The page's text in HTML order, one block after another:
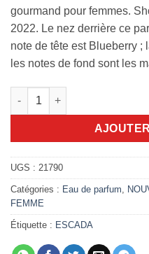
gourmand pour femmes.
2022. Le nez derrière ce
note de tête est Blueberry ;
les notes de fond sont les
quantité de Escada show
UGS : 21790
Catégories : Eau de parfum
FEMME
Étiquette : ESCADA